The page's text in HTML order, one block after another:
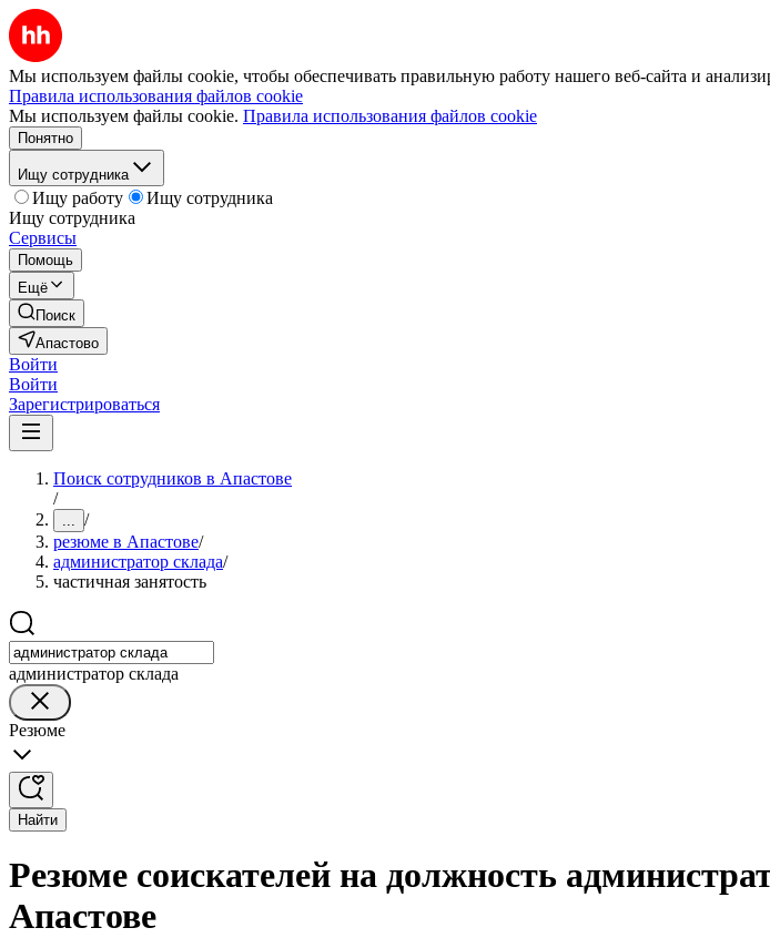
Мы используем файлы cookie, чтобы обеспечивать правильную работу нашего веб-сайта и
Правила использования файлов cookie
Мы используем файлы cookie. Правила использования файлов cookie
Понятно
Ищу сотрудника
Ищу работу
Ищу сотрудника
Ищу сотрудника
Сервисы
Помощь
Ещё
Поиск
Апастово
Войти
Войти
Зарегистрироваться
Поиск сотрудников в Апастове
/
... /
резюме в Апастове/
администратор склада/
частичная занятость
администратор склада
Резюме
Найти
Резюме соискателей на должность
Апастове